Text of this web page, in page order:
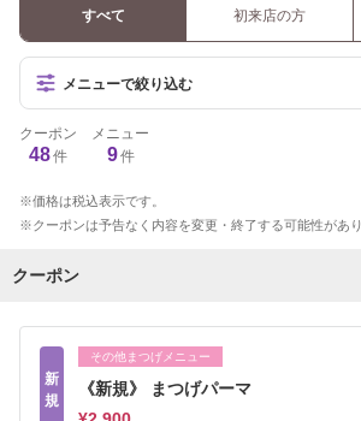
すべて 初来店の方
メニューで絞り込む
クーポン
48件
メニュー
9件
価格は税込表示です。
クーポンは予告なく内容を変更・終了する可能性があり
クーポン
新
規
その他まつげメニュー
《新規》 まつげパーマ